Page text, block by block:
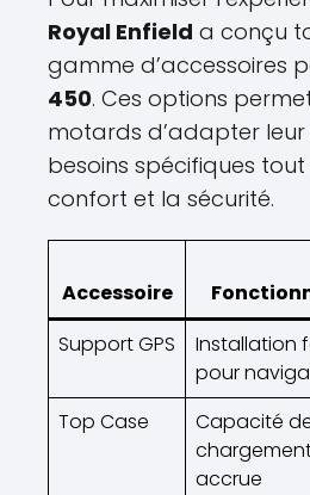
Royal Enfield a conçu
gamme d’accessoires
450. Ces options
motards d’adapter
besoins spécifiques
confort et la sécurité.
Accessoire
Support GPS
Installation
pour
Top Case
Capacité
accrue